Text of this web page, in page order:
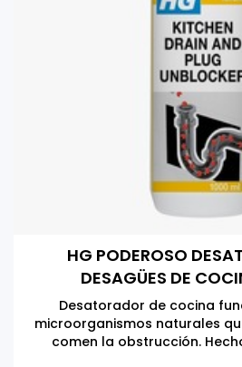
HG PODEROSO
DESAGÜES DE
Desatorador de cocina
microorganismos naturales
comen la obstrucción.